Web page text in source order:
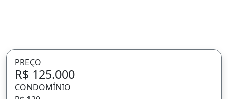
PREÇO
R$ 125.000
CONDOMÍNIO